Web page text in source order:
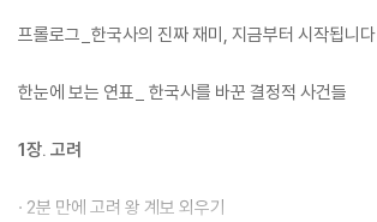
지식의 토대를 얻게 될 것이다.
프롤로그_한국사의 진짜 재미, 지금부터 시작됩니다
한눈에 보는 연표_ 한국사를 바꾼 결정적 사건들
1장. 고려
· 2분 만에 고려 왕 계보 외우기